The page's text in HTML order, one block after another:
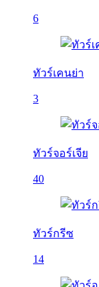
6
ทัวร์เคนย่า
3
ทัวร์จอร์เจีย
40
ทัวร์กรีซ
14